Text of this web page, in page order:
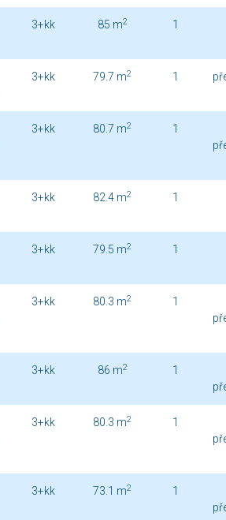
3+kk 85 m2 1
3+kk 79.7 m2 1
3+kk 80.7 m2
1
3+kk 82.4 m2 1
3+kk 79.5 m2 1
3+kk 80.3 m2
1
3+kk 86 m2
1
3+kk 80.3 m2
1
3+kk 73.1 m2
1